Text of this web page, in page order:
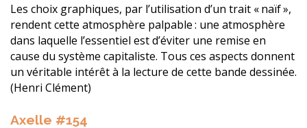
Les choix graphiques, par l’utilisation d’un trait « naïf »,
rendent cette atmosphère palpable : une atmosphère
dans laquelle l’essentiel est d’éviter une remise en
cause du système capitaliste. Tous ces aspects donnent
un véritable intérêt à la lecture de cette bande dessinée.
(Henri Clément)
Axelle #154